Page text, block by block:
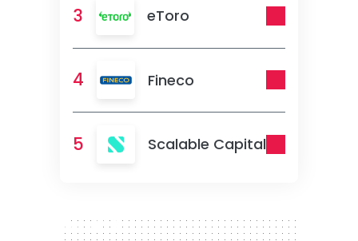
3 eToro
4 Fineco
5 Scalable Capital
300 x 250